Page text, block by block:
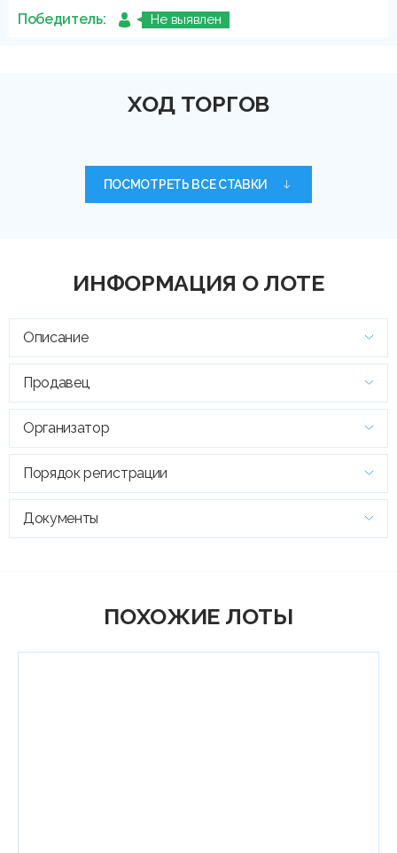
Победитель: Не выявлен
ХОД ТОРГОВ
ПОСМОТРЕТЬ ВСЕ СТАВКИ
ИНФОРМАЦИЯ О ЛОТЕ
Описание
Продавец
Организатор
Порядок регистрации
Документы
ПОХОЖИЕ ЛОТЫ